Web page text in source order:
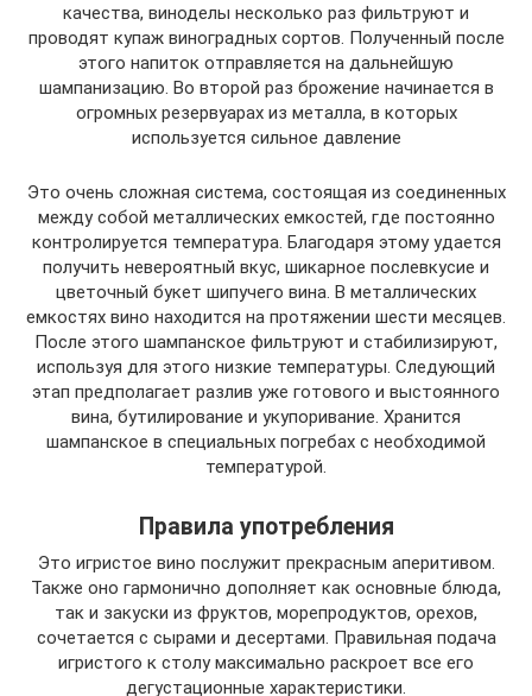
качества, виноделы несколько раз фильтруют и
проводят купаж виноградных сортов. Полученный после
этого напиток отправляется на дальнейшую
шампанизацию. Во второй раз брожение начинается в
огромных резервуарах из металла, в которых
используется сильное давление
Это очень сложная система, состоящая из соединенных
между собой металлических емкостей, где постоянно
контролируется температура. Благодаря этому удается
получить невероятный вкус, шикарное послевкусие и
цветочный букет шипучего вина. В металлических
емкостях вино находится на протяжении шести месяцев.
После этого шампанское фильтруют и стабилизируют,
используя для этого низкие температуры. Следующий
этап предполагает разлив уже готового и выстоянного
вина, бутилирование и укупоривание. Хранится
шампанское в специальных погребах с необходимой
температурой.
Правила употребления
Это игристое вино послужит прекрасным аперитивом.
Также оно гармонично дополняет как основные блюда,
так и закуски из фруктов, морепродуктов, орехов,
сочетается с сырами и десертами. Правильная подача
игристого к столу максимально раскроет все его
дегустационные характеристики.